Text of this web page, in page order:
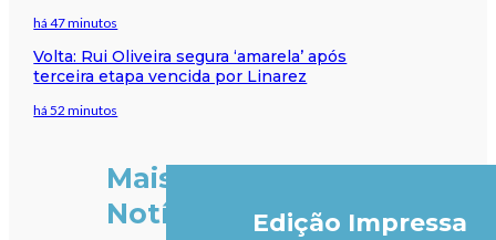
há 47 minutos
Volta: Rui Oliveira segura ‘amarela’ após
terceira etapa vencida por Linarez
há 52 minutos
Mais
Notícias
Edição Impressa